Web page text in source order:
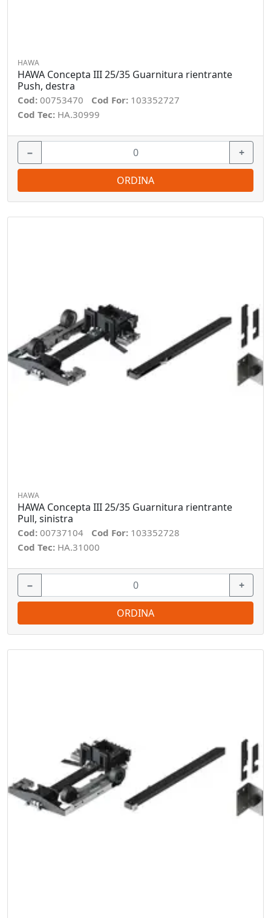
HAWA
HAWA Concepta III 25/35 Guarnitura rientrante
Push, destra
Cod: 00753470 Cod For: 103352727
Cod Tec: HA.30999
− +
ORDINA
HAWA
HAWA Concepta III 25/35 Guarnitura rientrante
Pull, sinistra
Cod: 00737104 Cod For: 103352728
Cod Tec: HA.31000
− +
ORDINA